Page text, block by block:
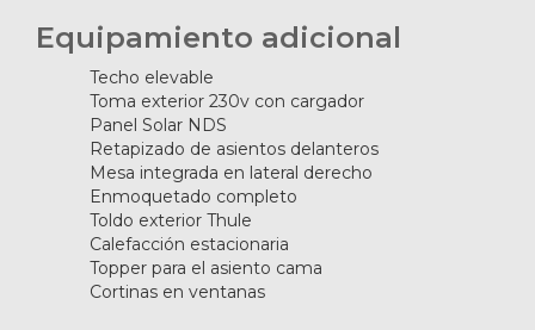
Equipamiento adicional
Techo elevable
Toma exterior 230v con cargador
Panel Solar NDS
Retapizado de asientos delanteros
Mesa integrada en lateral derecho
Enmoquetado completo
Toldo exterior Thule
Calefacción estacionaria
Topper para el asiento cama
Cortinas en ventanas